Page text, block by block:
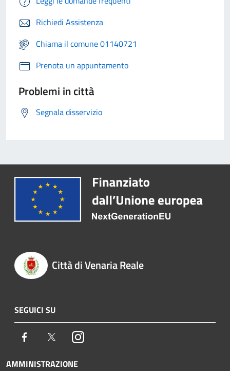
Richiedi Assistenza
Chiama il comune 01140721
Prenota un appuntamento
Problemi in città
Segnala disservizio
Città di Venaria Reale
SEGUICI SU
Facebook TwitterInstagram
AMMINISTRAZIONE